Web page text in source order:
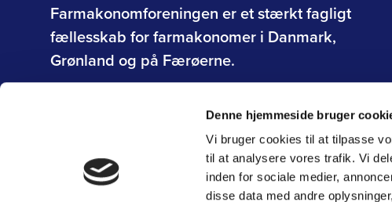
Denne hjemmeside bruger
Vi bruger cookies til at tilpasse
til at analysere vores trafik. Vi
inden for sociale medier,
disse data med andre
Farmakonomforeningen er et stærkt fagligt
fællesskab for farmakonomer i Danmark,
Grønland og på Færøerne.